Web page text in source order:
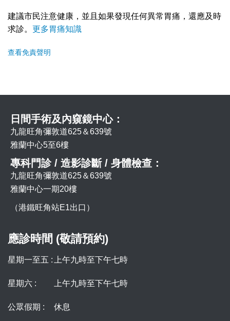
建議市民注意健康，並且如果發現任何異常胃痛，還應及時
求診。 更多胃痛知識
查看免責聲明
日間手術及內窺鏡中心：
九龍旺角彌敦道625＆639號
雅蘭中心5至6樓
專科門診 / 造影診斷 / 身體檢查：
九龍旺角彌敦道625＆639號
雅蘭中心一期20樓
（港鐵旺角站E1出口）
應診時間 (敬請預約)
星期一至五 : 上午九時至下午七時
星期六 : 上午九時至下午七時
公眾假期 : 休息